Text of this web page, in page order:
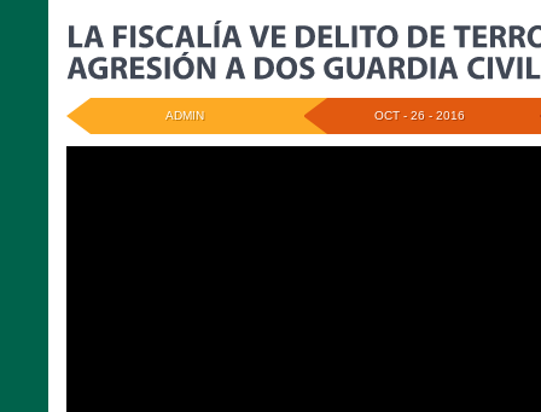
OCT - 26 - 2016
ADMIN